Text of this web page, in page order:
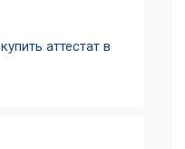
купить аттестат в